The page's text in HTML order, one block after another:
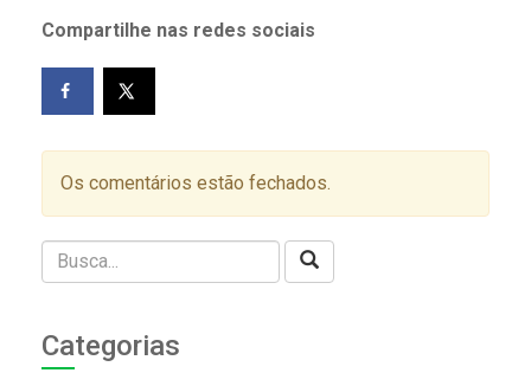
Compartilhe nas redes sociais
Os comentários estão fechados.
Categorias